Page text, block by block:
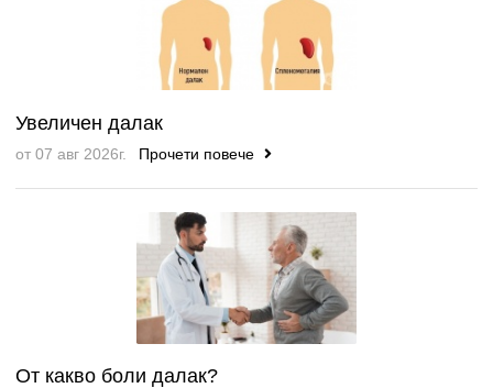
Увеличен далак
от 07 авг 2026г. Прочети повече
От какво боли далак?